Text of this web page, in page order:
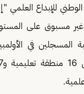
مسبوق على